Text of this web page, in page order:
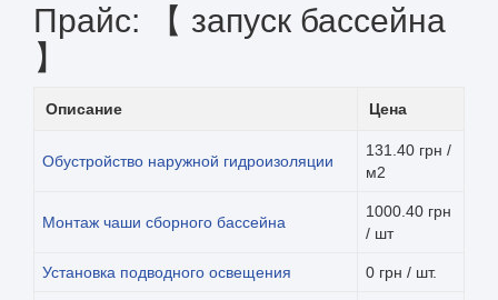
Прайс: 【 запуск бассейна
】
Описание Цена
Обустройство наружной гидроизоляции
131.40 грн /
м2
Монтаж чаши сборного бассейна
1000.40 грн
/ шт
Установка подводного освещения 0 грн / шт.